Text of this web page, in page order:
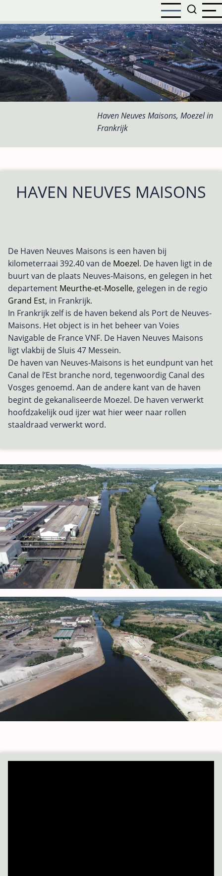
naar
de
inhoud
gaan
Haven Neuves Maisons, Moezel in
Frankrijk
HAVEN NEUVES MAISONS
De Haven Neuves Maisons is een haven bij
kilometerraai 392.40 van de Moezel. De haven ligt in de
buurt van de plaats Neuves-Maisons, en gelegen in het
departement Meurthe-et-Moselle, gelegen in de regio
Grand Est, in Frankrijk.
In Frankrijk zelf is de haven bekend als Port de Neuves-
Maisons. Het object is in het beheer van Voies
Navigable de France VNF. De Haven Neuves Maisons
ligt vlakbij de Sluis 47 Messein.
De haven van Neuves-Maisons is het eundpunt van het
Canal de l’Est branche nord, tegenwoordig Canal des
Vosges genoemd. Aan de andere kant van de haven
begint de gekanaliseerde Moezel. De haven verwerkt
hoofdzakelijk oud ijzer wat hier weer naar rollen
staaldraad verwerkt word.